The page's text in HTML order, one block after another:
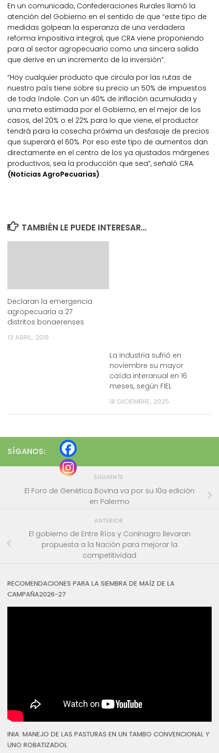
En un comunicado, Confederaciones Rurales llamó la
atención del Gobierno en el sentido de que “este tipo de
medidas golpean la esperanza de una verdadera
reforma impositiva integral, que CRA viene proponiendo
para al sector agropecuario como una sincera salida
que derive en un incremento de la inversión”.
“Hoy cualquier producto que circula por las rutas de
nuestro país tiene sobre su precio un 50% de impuestos
de toda índole. Con un 40% de inflación acumulada y
una meta estimada por el Gobierno, en el mejor de los
casos, del 20% o el 22% para lo que viene, el productor
tendrá para la cosecha próxima un desfasaje de precios
que superará el 60%. Por eso este tipo de aumentos dan
directamente en el centro de los ya ajustados márgenes
productivos, sea la producción que sea”, señaló CRA.
(Noticias AgroPecuarias)
TAMBIÉN LE PUEDE INTERESAR...
Declaran la emergencia
agropecuaria a 27
distritos bonaerenses
13 ABRIL, 2018
La industria sufrió en
noviembre su mayor
caída interanual en 16
meses, según FIEL
18 DICIEMBRE, 2025
SÍGANOS:
SIGUIENTE
El Foro de Genética Bovina va por su 10a edición
en Palermo
ANTERIOR
El gobierno de Entre Ríos y Coninagro llevaran
propuesta a la Nación para mejorar la
competitividad
RECOMENDACIONES PARA LA SIEMBRA DE MAÍZ DE LA
CAMPAÑA2026-27
INIA: MANEJO DE LAS PASTURAS EN UN TAMBO CONVENCIONAL Y
UNO ROBATIZADOL